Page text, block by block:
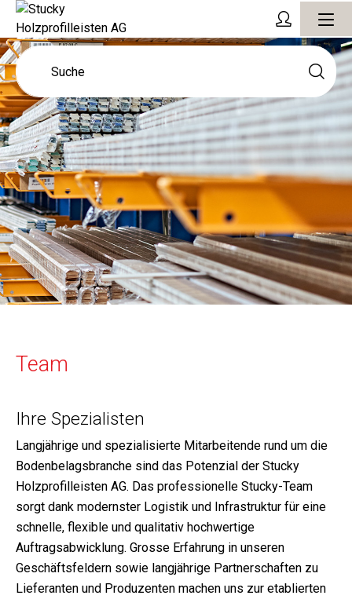
Team
Ihre Spezialisten
Langjährige und spezialisierte Mitarbeitende rund um die
Bodenbelagsbranche sind das Potenzial der Stucky
Holzprofilleisten AG. Das professionelle Stucky-Team
sorgt dank modernster Logistik und Infrastruktur für eine
schnelle, flexible und qualitativ hochwertige
Auftragsabwicklung. Grosse Erfahrung in unseren
Geschäftsfeldern sowie langjährige Partnerschaften zu
Lieferanten und Produzenten machen uns zur etablierten